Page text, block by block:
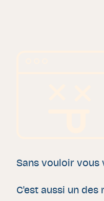
Sans vouloir vous
C'est aussi un